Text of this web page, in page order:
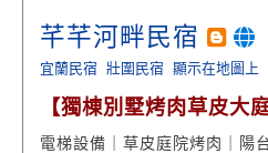
芊芊河畔民宿
宜蘭民宿 壯圍民宿 顯示在地圖上
【獨棟別墅烤肉草皮大
樂週末夜】
電梯設備｜草皮庭院烤肉｜陽